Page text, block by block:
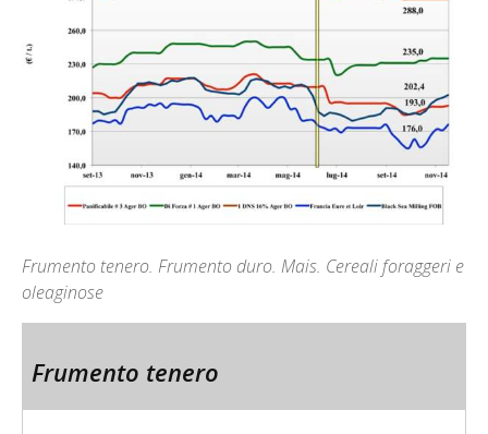
Frumento tenero. Frumento duro. Mais. Cereali foraggeri e
oleaginose
Frumento tenero